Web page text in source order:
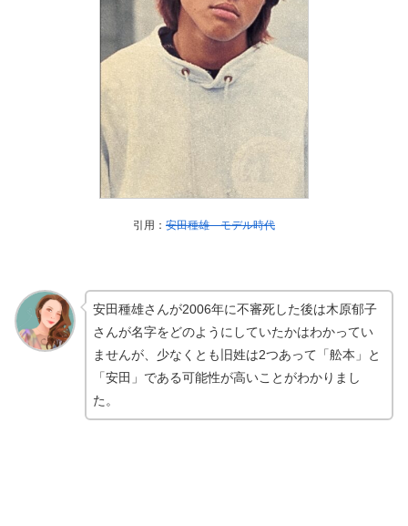
引用： 安田種雄 モデル時代
安田種雄さんが2006年に不審死した後は木原郁子
さんが名字をどのようにしていたかはわかってい
ませんが、少なくとも旧姓は2つあって「舩本」と
「安田」である可能性が高いことがわかりまし
た。